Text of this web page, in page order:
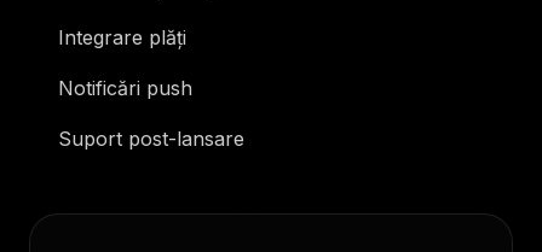
Integrare plăți
Notificări push
Suport post-lansare